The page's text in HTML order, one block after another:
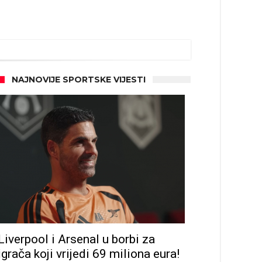
NAJNOVIJE SPORTSKE VIJESTI
i Arsenal u borbi za
koji vrijedi 69 miliona eura!